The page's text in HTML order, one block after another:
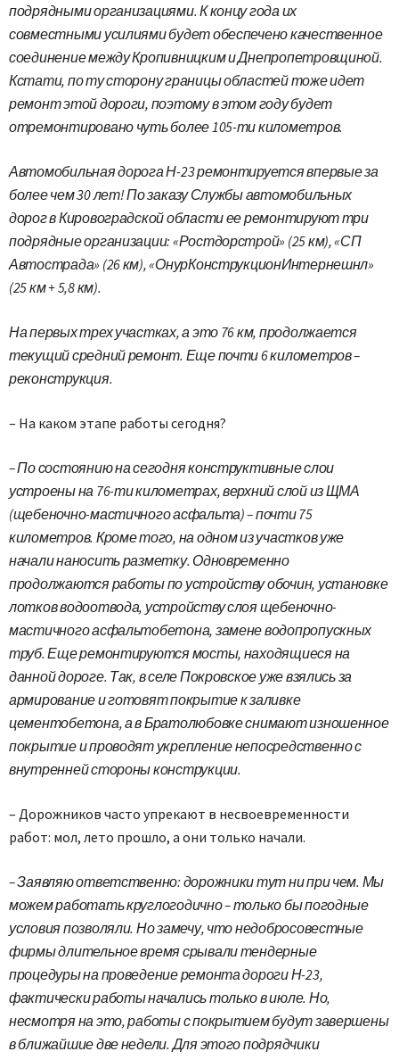
подрядными организациями. К концу года их
совместными усилиями будет обеспечено качественное
соединение между Кропивницким и Днепропетровщиной.
Кстати, по ту сторону границы областей тоже идет
ремонт этой дороги, поэтому в этом году будет
отремонтировано чуть более 105-ти километров.
Автомобильная дорога Н-23 ремонтируется впервые за
более чем 30 лет! По заказу Службы автомобильных
дорог в Кировоградской области ее ремонтируют три
подрядные организации: «Ростдорстрой» (25 км), «СП
Автострада» (26 км), «ОнурКонструкционИнтернешнл»
(25 км + 5,8 км).
На первых трех участках, а это 76 км, продолжается
текущий средний ремонт. Еще почти 6 километров –
реконструкция.
– На каком этапе работы сегодня?
– По состоянию на сегодня конструктивные слои
устроены на 76-ти километрах, верхний слой из ЩМА
(щебеночно-мастичного асфальта) – почти 75
километров. Кроме того, на одном из участков уже
начали наносить разметку. Одновременно
продолжаются работы по устройству обочин, установке
лотков водоотвода, устройству слоя щебеночно-
мастичного асфальтобетона, замене водопропускных
труб. Еще ремонтируются мосты, находящиеся на
данной дороге. Так, в селе Покровское уже взялись за
армирование и готовят покрытие к заливке
цементобетона, а в Братолюбовке снимают изношенное
покрытие и проводят укрепление непосредственно с
внутренней стороны конструкции.
– Дорожников часто упрекают в несвоевременности
работ: мол, лето прошло, а они только начали.
– Заявляю ответственно: дорожники тут ни при чем. Мы
можем работать круглогодично – только бы погодные
условия позволяли. Но замечу, что недобросовестные
фирмы длительное время срывали тендерные
процедуры на проведение ремонта дороги Н-23,
фактически работы начались только в июле. Но,
несмотря на это, работы с покрытием будут завершены
в ближайшие две недели. Для этого подрядчики